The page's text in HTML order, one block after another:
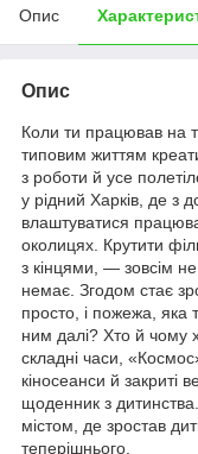
Опис
Опис
Коли ти працював на
типовим життям
з роботи й усе
у рідний Харків, де з
влаштуватися
околицях. Крутити
з кінцями, — зовсім
немає. Згодом стає
просто, і пожежа, яка
ним далі? Хто й чому
складні часи,
кіносеанси й закриті
щоденник з
містом, де зростав
теперішнього.